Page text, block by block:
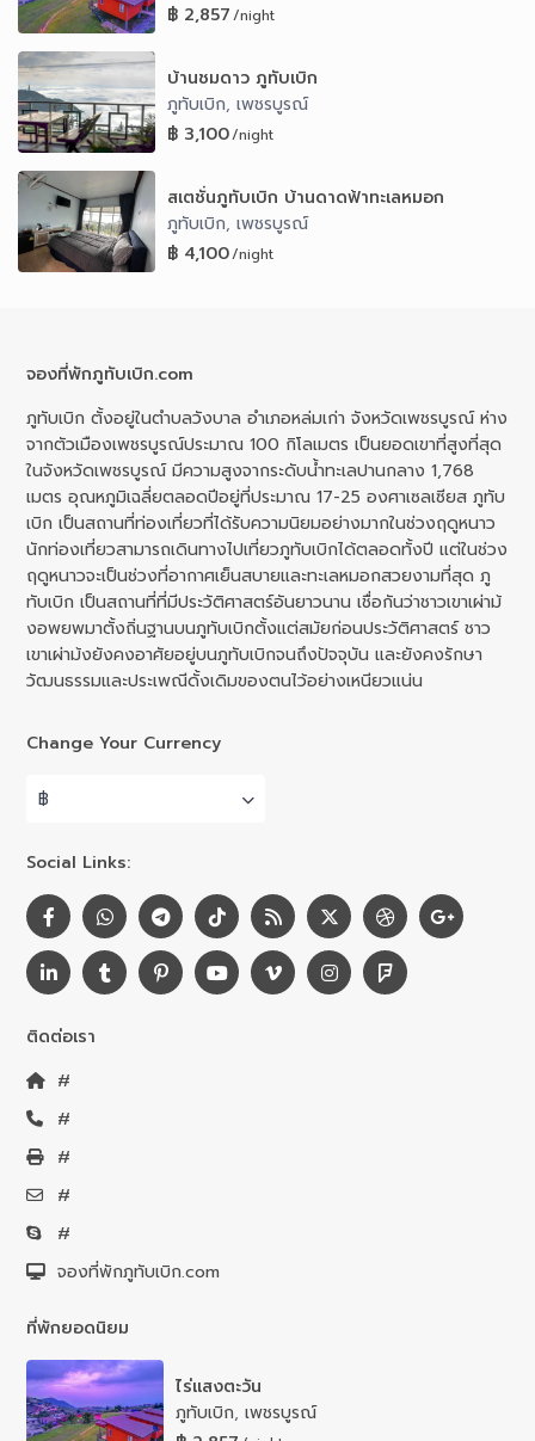
฿ 2,857/night
บ้านชมดาว ภูทับเบิก
ภูทับเบิก,เพชรบูรณ์
฿ 3,100/night
สเตชั่นภูทับเบิก บ้านดาดฟ้าทะเลหมอก
ภูทับเบิก,เพชรบูรณ์
฿ 4,100/night
จองที่พักภูทับเบิก.com
ภูทับเบิก ตั้งอยู่ในตำบลวังบาล อำเภอหล่มเก่า จังหวัดเพชรบูรณ์ ห่าง
จากตัวเมืองเพชรบูรณ์ประมาณ 100 กิโลเมตร เป็นยอดเขาที่สูงที่สุด
ในจังหวัดเพชรบูรณ์ มีความสูงจากระดับน้ำทะเลปานกลาง 1,768
เมตร อุณหภูมิเฉลี่ยตลอดปีอยู่ที่ประมาณ 17-25 องศาเซลเซียส ภูทับ
เบิก เป็นสถานที่ท่องเที่ยวที่ได้รับความนิยมอย่างมากในช่วงฤดูหนาว
นักท่องเที่ยวสามารถเดินทางไปเที่ยวภูทับเบิกได้ตลอดทั้งปี แต่ในช่วง
ฤดูหนาวจะเป็นช่วงที่อากาศเย็นสบายและทะเลหมอกสวยงามที่สุด ภู
ทับเบิก เป็นสถานที่ที่มีประวัติศาสตร์อันยาวนาน เชื่อกันว่าชาวเขาเผ่าม้
งอพยพมาตั้งถิ่นฐานบนภูทับเบิกตั้งแต่สมัยก่อนประวัติศาสตร์ ชาว
เขาเผ่าม้งยังคงอาศัยอยู่บนภูทับเบิกจนถึงปัจจุบัน และยังคงรักษา
วัฒนธรรมและประเพณีดั้งเดิมของตนไว้อย่างเหนียวแน่น
Change Your Currency
฿
Social Links:
ติดต่อเรา
#
#
#
#
#
จองที่พักภูทับเบิก.com
ที่พักยอดนิยม
ไร่แสงตะวัน
ภูทับเบิก, เพชรบูรณ์